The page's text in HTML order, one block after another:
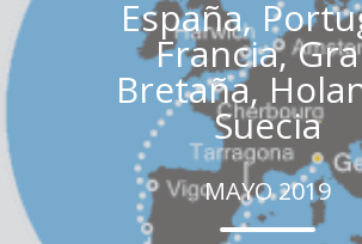
España,
Francia,
Bretaña,
Suecia
MAYO 2019